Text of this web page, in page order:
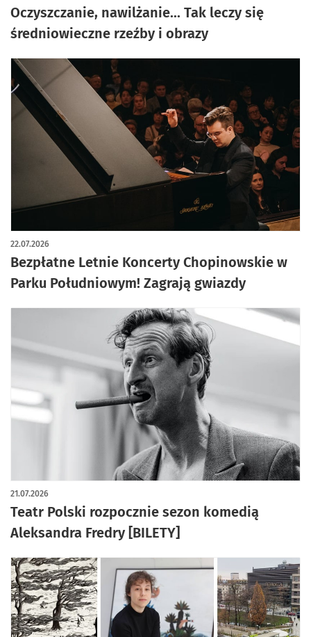
Oczyszczanie, nawilżanie... Tak leczy się
średniowieczne rzeźby i obrazy
Bezpłatne Letnie Koncerty Chopinowskie w
Parku Południowym! Zagrają gwiazdy
22.07.2026
Teatr Polski rozpocznie sezon komedią
Aleksandra Fredry [BILETY]
21.07.2026